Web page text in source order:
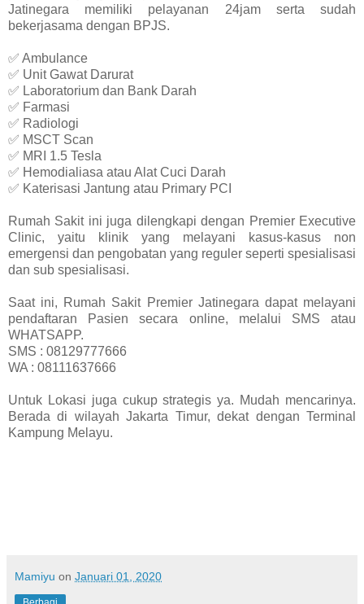
Jatinegara memiliki pelayanan 24jam serta sudah
bekerjasama dengan BPJS.
✅ Ambulance
✅ Unit Gawat Darurat
✅ Laboratorium dan Bank Darah
✅ Farmasi
✅ Radiologi
✅ MSCT Scan
✅ MRI 1.5 Tesla
✅ Hemodialiasa atau Alat Cuci Darah
✅ Katerisasi Jantung atau Primary PCI
Rumah Sakit ini juga dilengkapi dengan Premier Executive
Clinic, yaitu klinik yang melayani kasus-kasus non
emergensi dan pengobatan yang reguler seperti spesialisasi
dan sub spesialisasi.
Saat ini, Rumah Sakit Premier Jatinegara dapat melayani
pendaftaran Pasien secara online, melalui SMS atau
WHATSAPP.
SMS : 08129777666
WA : 08111637666
Untuk Lokasi juga cukup strategis ya. Mudah mencarinya.
Berada di wilayah Jakarta Timur, dekat dengan Terminal
Kampung Melayu.
Mamiyu on Januari 01, 2020